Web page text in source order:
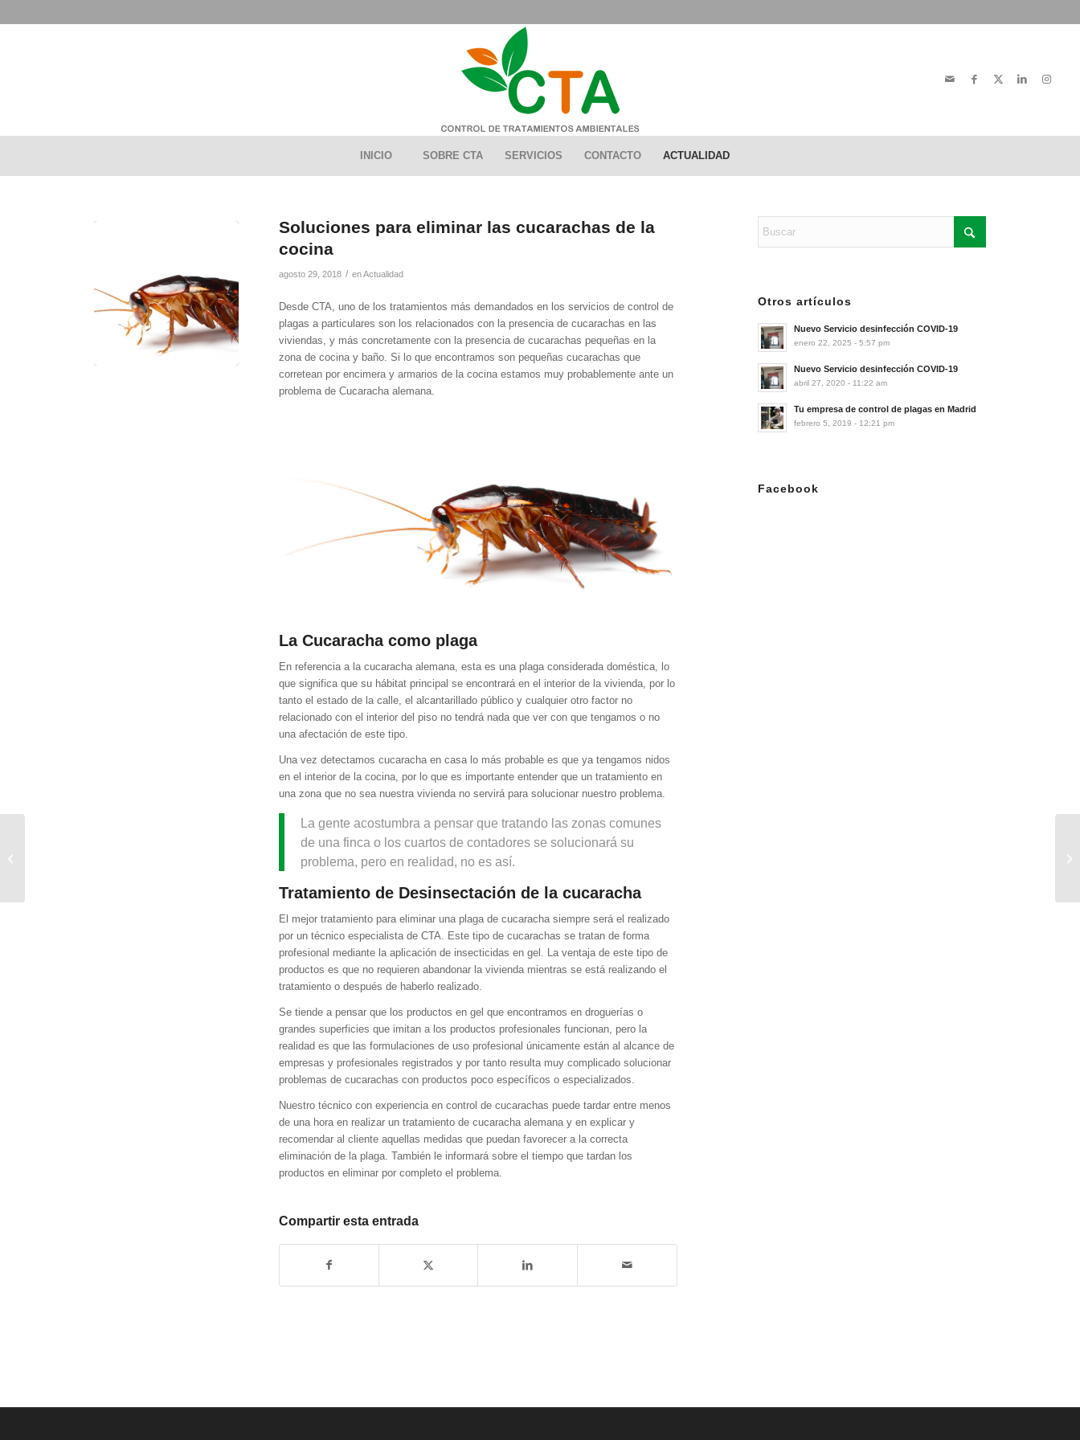
INICIO SOBRE CTA SERVICIOS CONTACTO ACTUALIDAD
Soluciones para eliminar las cucarachas de la
cocina
agosto 29, 2018 / enActualidad
Desde CTA, uno de los tratamientos más demandados en los servicios de control de
plagas a particulares son los relacionados con la presencia de cucarachas en las
viviendas, y más concretamente con la presencia de cucarachas pequeñas en la
zona de cocina y baño. Si lo que encontramos son pequeñas cucarachas que
corretean por encimera y armarios de la cocina estamos muy probablemente ante un
problema de Cucaracha alemana.
La Cucaracha como plaga
En referencia a la cucaracha alemana, esta es una plaga considerada doméstica, lo
que significa que su hábitat principal se encontrará en el interior de la vivienda, por lo
tanto el estado de la calle, el alcantarillado público y cualquier otro factor no
relacionado con el interior del piso no tendrá nada que ver con que tengamos o no
una afectación de este tipo.
Una vez detectamos cucaracha en casa lo más probable es que ya tengamos nidos
en el interior de la cocina, por lo que es importante entender que un tratamiento en
una zona que no sea nuestra vivienda no servirá para solucionar nuestro problema.
La gente acostumbra a pensar que tratando las zonas comunes
de una finca o los cuartos de contadores se solucionará su
problema, pero en realidad, no es así.
Tratamiento de Desinsectación de la cucaracha
El mejor tratamiento para eliminar una plaga de cucaracha siempre será el realizado
por un técnico especialista de CTA. Este tipo de cucarachas se tratan de forma
profesional mediante la aplicación de insecticidas en gel. La ventaja de este tipo de
productos es que no requieren abandonar la vivienda mientras se está realizando el
tratamiento o después de haberlo realizado.
Se tiende a pensar que los productos en gel que encontramos en droguerías o
grandes superficies que imitan a los productos profesionales funcionan, pero la
realidad es que las formulaciones de uso profesional únicamente están al alcance de
empresas y profesionales registrados y por tanto resulta muy complicado solucionar
problemas de cucarachas con productos poco específicos o especializados.
Nuestro técnico con experiencia en control de cucarachas puede tardar entre menos
de una hora en realizar un tratamiento de cucaracha alemana y en explicar y
recomendar al cliente aquellas medidas que puedan favorecer a la correcta
eliminación de la plaga. También le informará sobre el tiempo que tardan los
productos en eliminar por completo el problema.
Compartir esta entrada
Otros artículos
Nuevo Servicio desinfección COVID-19
enero 22, 2025 - 5:57 pm
Nuevo Servicio desinfección COVID-19
abril 27, 2020 - 11:22 am
Tu empresa de control de plagas en Madrid
febrero 5, 2019 - 12:21 pm
Facebook